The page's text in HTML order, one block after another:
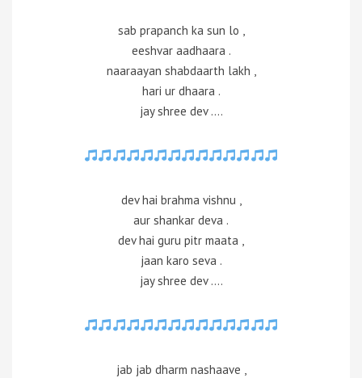
sab prapanch ka sun lo ,
eeshvar aadhaara .
naaraayan shabdaarth lakh ,
hari ur dhaara .
jay shree dev ….
dev hai brahma vishnu ,
aur shankar deva .
dev hai guru pitr maata ,
jaan karo seva .
jay shree dev ….
jab jab dharm nashaave ,